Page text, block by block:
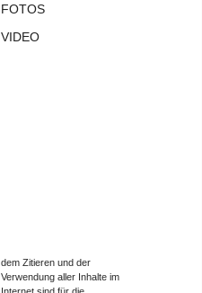
FOTOS
VIDEO
dem Zitieren und der
Verwendung aller Inhalte im